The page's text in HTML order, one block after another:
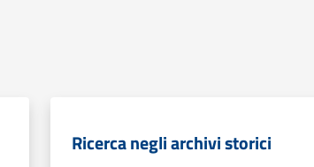
Ricerca negli archivi storici